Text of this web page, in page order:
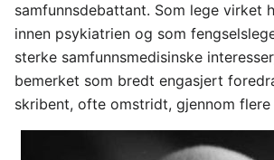
samfunnsdebattant. Som lege virket
innen psykiatrien og som
sterke samfunnsmedisinske
bemerket som bredt engasjert
skribent, ofte omstridt, gjennom flere